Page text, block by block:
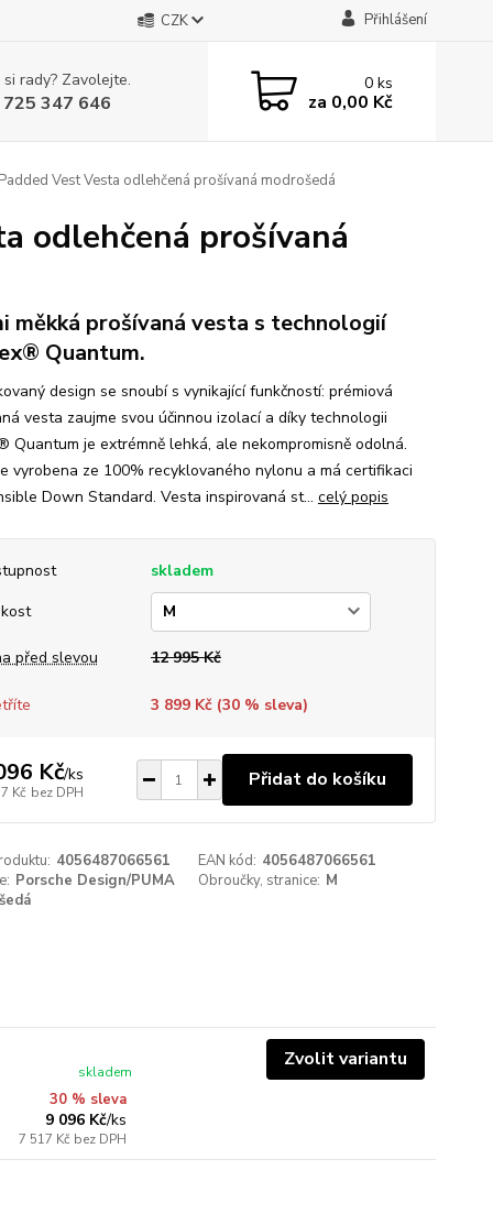
CZK Přihlášení
rady? Zavolejte.
347 646
0ks
za 0,00 Kč
Vest Vesta odlehčená prošívaná modrošedá
odlehčená prošívaná
měkká prošívaná vesta s technologií
Quantum.
design se snoubí s vynikající funkčností: prémiová
vesta zaujme svou účinnou izolací a díky technologii
Quantum je extrémně lehká, ale nekompromisně odolná.
vyrobena ze 100% recyklovaného nylonu a má certifikaci
Down Standard. Vesta inspirovaná st... celý popis
skladem
před slevou 12 995 Kč
3 899 Kč (30% sleva)
Kč/ks
Kč bez DPH
Přidat do košíku
4056487066561 EAN kód: 4056487066561
Porsche Design/PUMA Obroučky, stranice: M
30 % sleva
9 096 Kč/ks
7 517 Kč bez DPH
skladem
Zvolit variantu